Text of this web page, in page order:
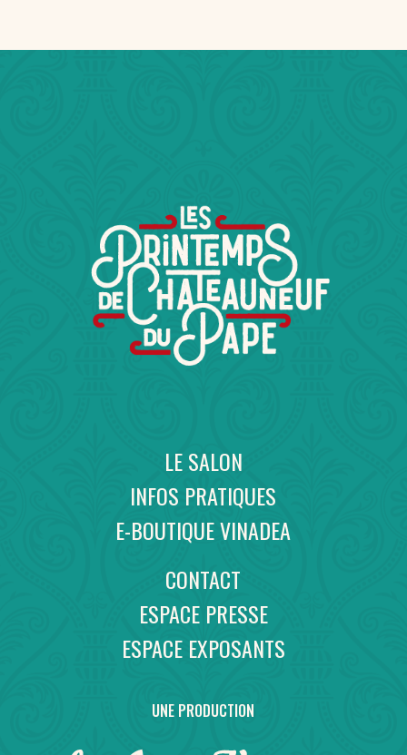
LE SALON
INFOS PRATIQUES
E-BOUTIQUE VINADEA
CONTACT
ESPACE PRESSE
ESPACE EXPOSANTS
UNE PRODUCTION